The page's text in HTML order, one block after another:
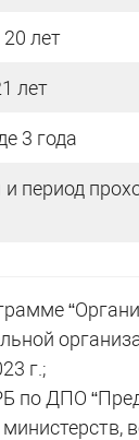
лет
лет
3 года
период
г.;
по ДПО